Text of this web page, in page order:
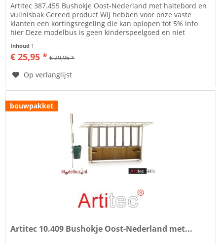
Artitec 387.455 Bushokje Oost-Nederland met haltebord en
vuilnisbak Gereed product Wij hebben voor onze vaste
klanten een kortingsregeling die kan oplopen tot 5% info
hier Deze modelbus is geen kinderspeelgoed en niet
Inhoud 1
€ 25,95 * € 29,95 *
Op verlanglijst
bouwpakket
Artitec 10.409 Bushokje Oost-Nederland met...